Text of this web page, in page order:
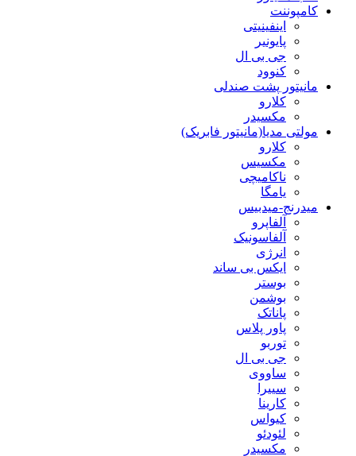
کامپوننت
اینفینیتی
پایونیر
جی بی ال
کنوود
مانیتور پشت صندلی
کلارو
مکسیدر
مولتی مدیا(مانیتور فابریک)
کلارو
مکسیس
ناکامیچی
یامگا
میدرنج-میدبیس
آلفاپرو
آلفاسونیک
انرژی
ایکس بی ساند
بوستر
بوشمن
پاناتک
پاور پلاس
توربو
جی بی ال
ساووی
سییرا
کارینا
کیواس
لئودئو
مکسیدر